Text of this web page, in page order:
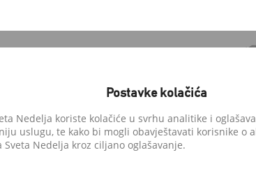
Postavke kolačića
Nedelja koriste kolačiće u svrhu analitike i
uslugu, te kako bi mogli obavještavati korisnike o
Nedelja kroz ciljano oglašavanje.